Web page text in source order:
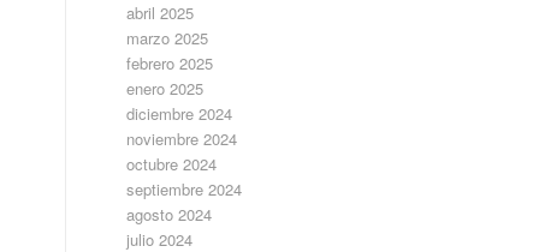
abril 2025
marzo 2025
febrero 2025
enero 2025
diciembre 2024
noviembre 2024
octubre 2024
septiembre 2024
agosto 2024
julio 2024